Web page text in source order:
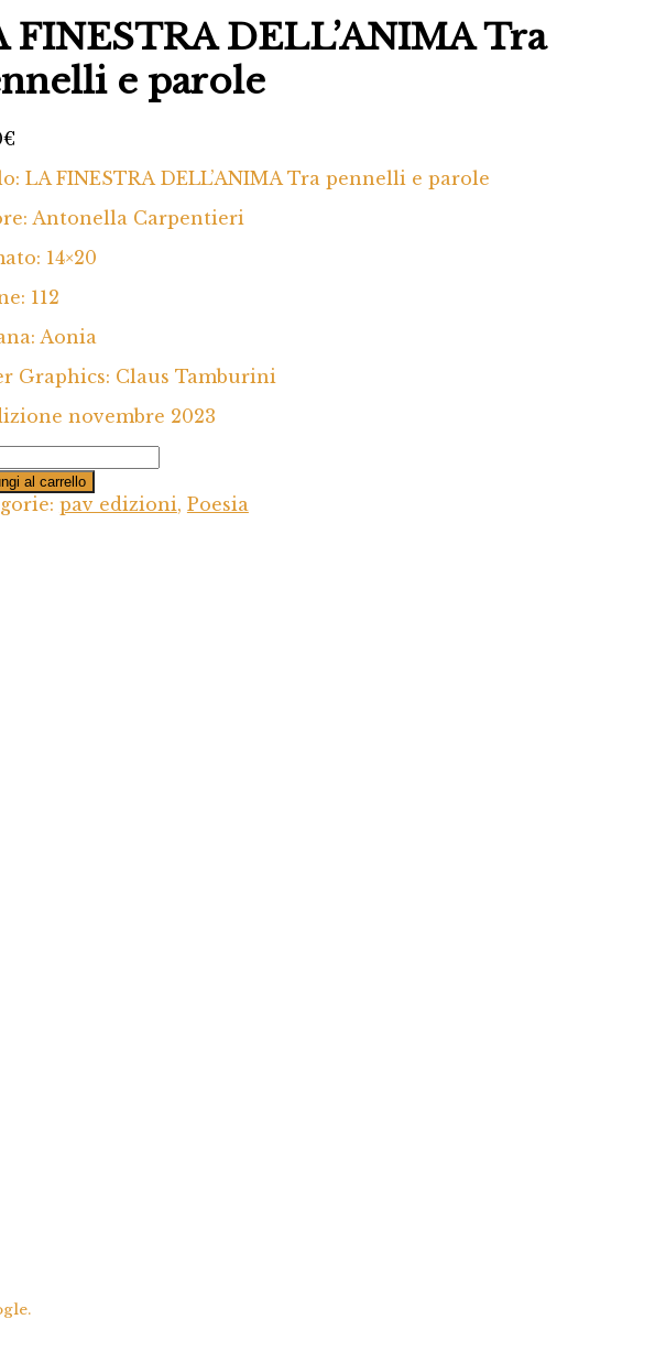
FINESTRA DELL’ANIMA Tra
e parole
€
LA FINESTRA DELL’ANIMA Tra pennelli e parole
Antonella Carpentieri
14×20
112
Aonia
Graphics: Claus Tamburini
novembre 2023
al carrello
pav edizioni, Poesia